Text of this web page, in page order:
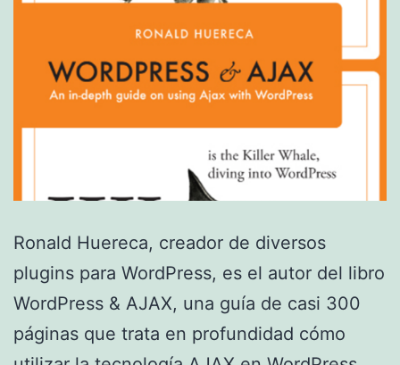
Ronald Huereca, creador de diversos
plugins para WordPress, es el autor del libro
WordPress & AJAX, una guía de casi 300
páginas que trata en profundidad cómo